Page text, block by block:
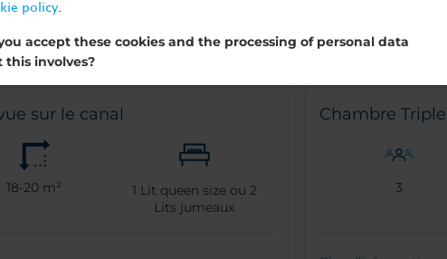
sur le canal
18-20 m² 1 Lit queen size ou 2
Lits jumeaux
Chambre
3
policy.
accept these cookies and the processing of personal data
this involves?